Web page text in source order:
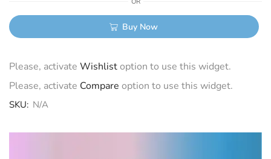
Buy Now
Please, activate Wishlistoption to use this widget.
Please, activate Compare option to use this widget.
SKU: N/A